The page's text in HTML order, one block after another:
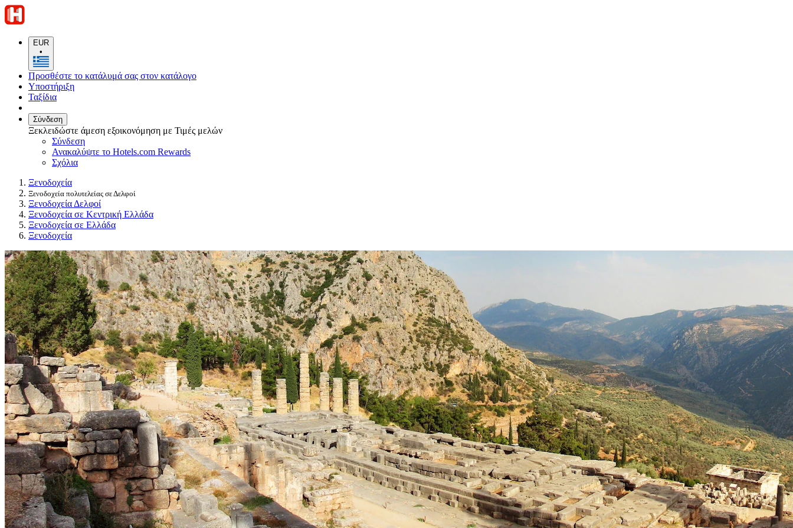
EUR
•
Προσθέστε το κατάλυμά σας στον κατάλογο
Υποστήριξη
Ταξίδια
Σύνδεση
Ξεκλειδώστε άμεση εξοικονόμηση με Τιμές μελών
Σύνδεση
Ανακαλύψτε το Hotels.com Rewards
Σχόλια
Ξενοδοχεία
Ξενοδοχεία πολυτελείας σε Δελφοί
Ξενοδοχεία Δελφοί
Ξενοδοχεία σε Κεντρική Ελλάδα
Ξενοδοχεία σε Ελλάδα
Ξενοδοχεία